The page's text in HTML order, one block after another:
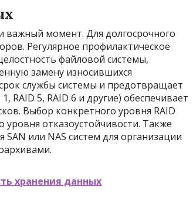
важный момент. Для долгосрочного
Регулярное профилактическое
файловой системы,
замену износившихся
службы системы и предотвращает
RAID 5, RAID 6 и другие) обеспечивает
Выбор конкретного уровня RAID
отказоустойчивости. Также
или NAS систем для организации
хранения данных